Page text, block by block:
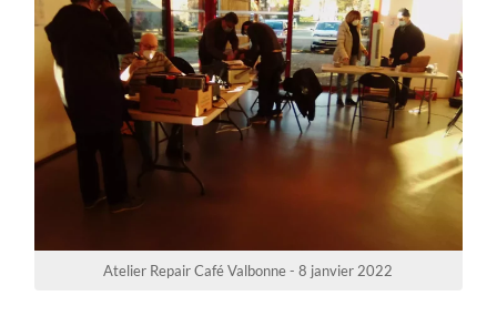
Atelier Repair Café Valbonne - 8 janvier 2022